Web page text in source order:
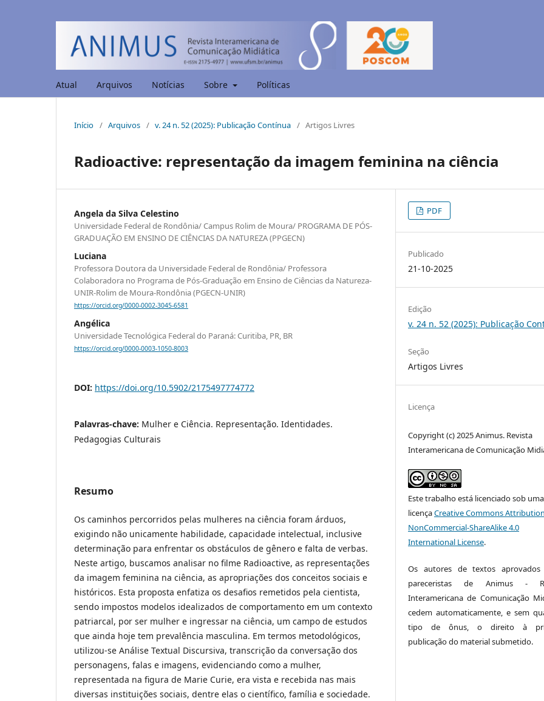
Atual Arquivos Notícias Sobre Políticas
Início / Arquivos / v. 24 n. 52 (2025): Publicação Contínua / Artigos Livres
Radioactive: representação da imagem feminina na ciência
Angela da Silva Celestino
Universidade Federal de Rondônia/ Campus Rolim de Moura/ PROGRAMA DE PÓS-
GRADUAÇÃO EM ENSINO DE CIÊNCIAS DA NATUREZA (PPGECN)
Luciana
Professora Doutora da Universidade Federal de Rondônia/ Professora
Colaboradora no Programa de Pós-Graduação em Ensino de Ciências da Natureza-
UNIR-Rolim de Moura-Rondônia (PGECN-UNIR)
https://orcid.org/0000-0002-3045-6581
Angélica
Universidade Tecnológica Federal do Paraná: Curitiba, PR, BR
https://orcid.org/0000-0003-1050-8003
DOI: https://doi.org/10.5902/2175497774772
Palavras-chave: Mulher e Ciência. Representação. Identidades.
Pedagogias Culturais
Resumo
Os caminhos percorridos pelas mulheres na ciência foram árduos,
exigindo não unicamente habilidade, capacidade intelectual, inclusive
determinação para enfrentar os obstáculos de gênero e falta de verbas.
Neste artigo, buscamos analisar no filme Radioactive, as representações
da imagem feminina na ciência, as apropriações dos conceitos sociais e
históricos. Esta proposta enfatiza os desafios remetidos pela cientista,
sendo impostos modelos idealizados de comportamento em um contexto
patriarcal, por ser mulher e ingressar na ciência, um campo de estudos
que ainda hoje tem prevalência masculina. Em termos metodológicos,
utilizou-se Análise Textual Discursiva, transcrição da conversação dos
personagens, falas e imagens, evidenciando como a mulher,
representada na figura de Marie Curie, era vista e recebida nas mais
diversas instituições sociais, dentre elas o científico, família e sociedade.
PDF
Publicado
21-10-2025
Edição
v. 24 n. 52 (2025): Publicação
Seção
Artigos Livres
Licença
Copyright (c) 2025 Animus. Revista
Interamericana de Comunicação
Este trabalho está licenciado sob uma
licençaCreative Commons
NonCommercial-ShareAlike 4.0
International License.
Os autores de textos aprovados
pareceristas de Animus -
Interamericana de Comunicação
cedem automaticamente, e sem
tipo de ônus, o direito à
publicação do material submetido.